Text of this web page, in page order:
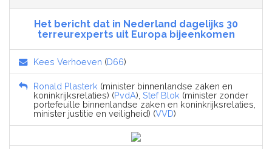
Het bericht dat in Nederland dagelijks 30
terreurexperts uit Europa bijeenkomen
Kees Verhoeven (D66)
Ronald Plasterk (minister binnenlandse zaken en
koninkrijksrelaties) (PvdA), Stef Blok (minister zonder
portefeuille binnenlandse zaken en koninkrijksrelaties,
minister justitie en veiligheid) (VVD)